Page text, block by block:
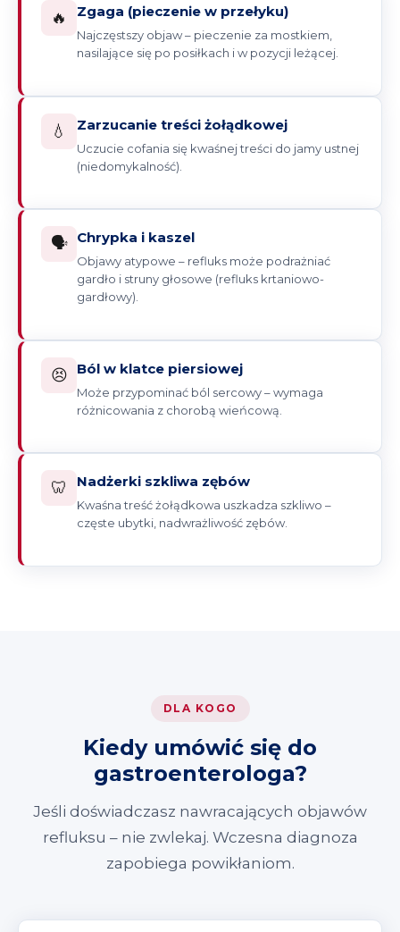
🔥 Zgaga (pieczenie w przełyku)
Najczęstszy objaw – pieczenie za mostkiem,
nasilające się po posiłkach i w pozycji leżącej.
💧️ Zarzucanie treści żołądkowej
Uczucie cofania się kwaśnej treści do jamy ustnej
(niedomykalność).
🗣️ Chrypka i kaszel
Objawy atypowe – refluks może podrażniać
gardło i struny głosowe (refluks krtaniowo-
gardłowy).
😣 Ból w klatce piersiowej
Może przypominać ból sercowy – wymaga
różnicowania z chorobą wieńcową.
🦷 Nadżerki szkliwa zębów
Kwaśna treść żołądkowa uszkadza szkliwo –
częste ubytki, nadwrażliwość zębów.
DLA KOGO
Kiedy umówić się do
gastroenterologa?
Jeśli doświadczasz nawracających objawów
refluksu – nie zwlekaj. Wczesna diagnoza
zapobiega powikłaniom.